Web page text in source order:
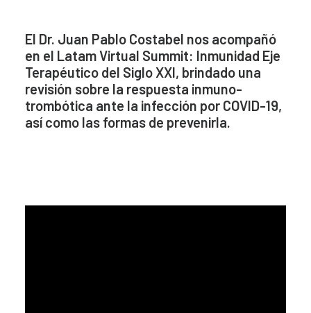
El Dr. Juan Pablo Costabel nos acompañó
en el Latam Virtual Summit: Inmunidad Eje
Terapéutico del Siglo XXI, brindado una
revisión sobre la respuesta inmuno-
trombótica ante la infección por COVID-19,
así como las formas de prevenirla.